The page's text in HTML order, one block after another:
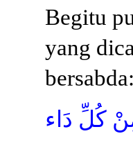
Begitu
yang
bersabda:
كُلِّ دَاء